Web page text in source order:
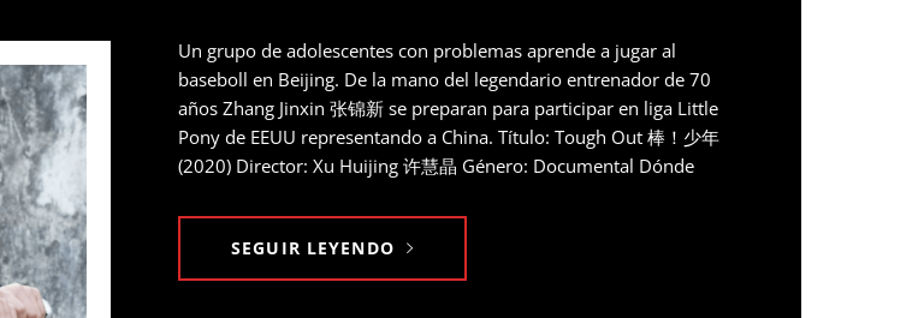
Un grupo de adolescentes con problemas aprende a jugar al
baseboll en Beijing. De la mano del legendario entrenador de 70
años Zhang Jinxin 张锦新 se preparan para participar en liga Little
Pony de EEUU representando a China. Título: Tough Out 棒！少年
(2020) Director: Xu Huijing 许慧晶 Género: Documental Dónde
SEGUIR LEYENDO